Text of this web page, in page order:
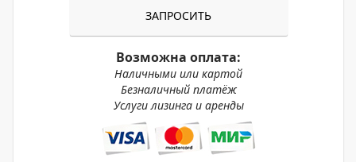
ЗАПРОСИТЬ
Возможна оплата:
Наличными или картой
Безналичный платёж
Услуги лизинга и аренды